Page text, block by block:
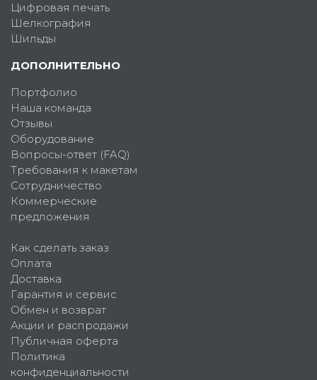
Цифровая печать
Шелкография
Шильды
ДОПОЛНИТЕЛЬНО
Портфолио
Наша команда
Отзывы
Оборудование
Вопросы-ответ (FAQ)
Требования к макетам
Сотрудничество
Коммерческие
предложения
Как сделать заказ
Оплата
Доставка
Гарантия и сервис
Обмен и возврат
Акции и распродажи
Публичная оферта
Политика
конфиденциальности